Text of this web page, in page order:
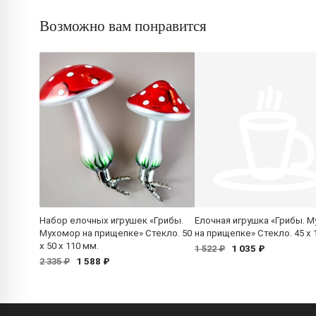
Возможно вам понравится
Набор елочных игрушек «Грибы.
Мухомор на прищепке» Стекло. 50
x 50 x 110 мм.
2 335 ₽
1 588 ₽
Елочная игрушка «Грибы.
на прищепке» Стекло. 45 x
1 522 ₽
1 035 ₽